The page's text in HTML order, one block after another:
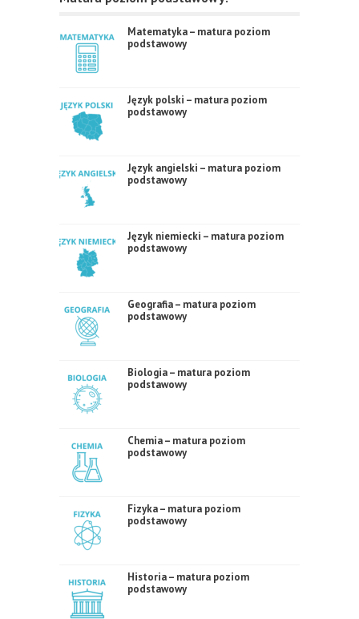
Matematyka – matura poziom
podstawowy
Język polski – matura poziom
podstawowy
Język angielski – matura poziom
podstawowy
Język niemiecki – matura poziom
podstawowy
Geografia – matura poziom
podstawowy
Biologia – matura poziom
podstawowy
Chemia – matura poziom
podstawowy
Fizyka – matura poziom
podstawowy
Historia – matura poziom
podstawowy